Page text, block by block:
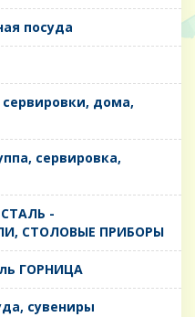
посуда
сервировки, дома,
сервировка,
-
СТОЛОВЫЕ ПРИБОРЫ
ГОРНИЦА
сувениры